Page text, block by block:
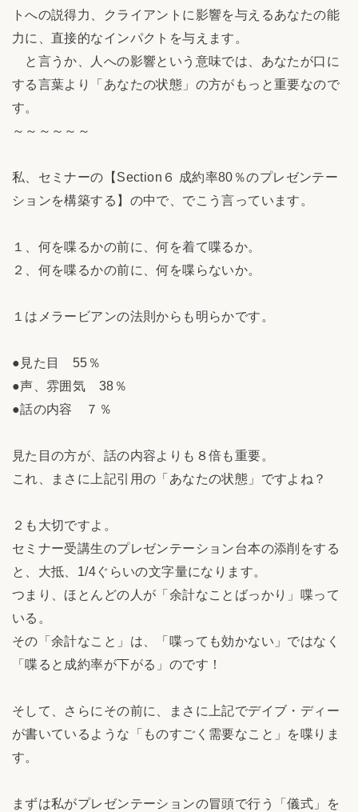
トへの説得力、クライアントに影響を与えるあなたの能
力に、直接的なインパクトを与えます。
と言うか、人への影響という意味では、あなたが口に
する言葉より「あなたの状態」の方がもっと重要なので
す。
～～～～～～
私、セミナーの【Section６ 成約率80％のプレゼンテー
ションを構築する】の中で、でこう言っています。
１、何を喋るかの前に、何を着て喋るか。
２、何を喋るかの前に、何を喋らないか。
１はメラービアンの法則からも明らかです。
●見た目 55％
●声、雰囲気 38％
●話の内容 ７％
見た目の方が、話の内容よりも８倍も重要。
これ、まさに上記引用の「あなたの状態」ですよね？
２も大切ですよ。
セミナー受講生のプレゼンテーション台本の添削をする
と、大抵、1/4ぐらいの文字量になります。
つまり、ほとんどの人が「余計なことばっかり」喋って
いる。
その「余計なこと」は、「喋っても効かない」ではなく
「喋ると成約率が下がる」のです！
そして、さらにその前に、まさに上記でデイブ・ディー
が書いているような「ものすごく需要なこと」を喋りま
す。
まずは私がプレゼンテーションの冒頭で行う「儀式」を